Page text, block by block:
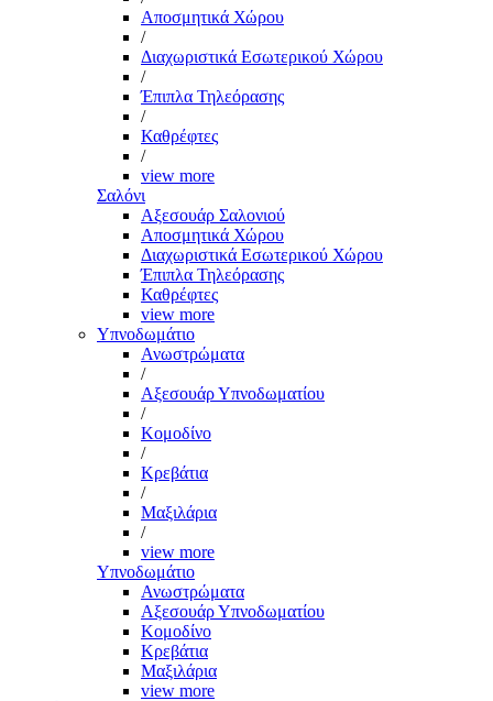
Αποσμητικά Χώρου
/
Διαχωριστικά Εσωτερικού Χώρου
/
Έπιπλα Τηλεόρασης
/
Καθρέφτες
/
view more
Σαλόνι
Αξεσουάρ Σαλονιού
Αποσμητικά Χώρου
Διαχωριστικά Εσωτερικού Χώρου
Έπιπλα Τηλεόρασης
Καθρέφτες
view more
Υπνοδωμάτιο
Ανωστρώματα
/
Αξεσουάρ Υπνοδωματίου
/
Κομοδίνο
/
Κρεβάτια
/
Μαξιλάρια
/
view more
Υπνοδωμάτιο
Ανωστρώματα
Αξεσουάρ Υπνοδωματίου
Κομοδίνο
Κρεβάτια
Μαξιλάρια
view more